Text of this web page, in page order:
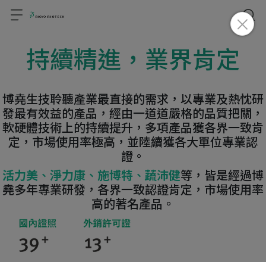
持續精進，業界肯定
博堯生技聆聽產業最直接的需求，以專業及熱忱研
發最有效益的產品，經由一道道嚴格的品質把關，
軟硬體技術上的持續提升，多項產品獲各界一致肯
定，市場使用率極高，並陸續獲各大單位專業認
證。
活力美 、 淨力康 、 施博特 、 蔬沛健等，皆是經過博
堯多年專業研發，各界一致認證肯定，市場使用率
高的著名產品。